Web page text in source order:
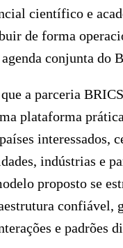
científico e
de forma
conjunta do
a parceria
plataforma
interessados,
indústrias e
proposto se
confiável,
e padrões